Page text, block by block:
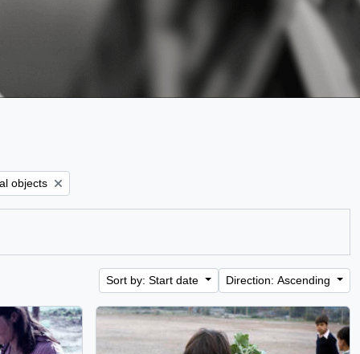
objects
Sort by: Start date Direction: Ascending